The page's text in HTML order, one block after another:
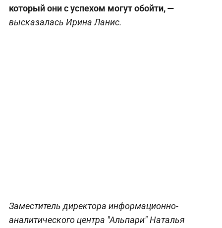
который они с успехом могут обойти, —
высказалась Ирина Ланис.
Заместитель директора информационно-
аналитического центра "Альпари" Наталья